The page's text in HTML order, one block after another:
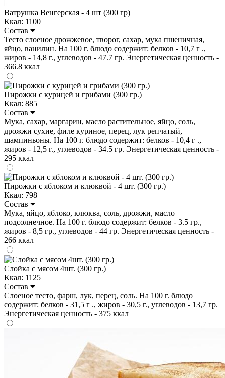
Ватрушка Венгерская - 4 шт (300 гр)
Ккал: 1100
Состав
Тесто слоеное дрожжевое, творог, сахар, мука пшеничная,
яйцо, ванилин. На 100 г. блюдо содержит: белков - 10,7 г .,
жиров - 14,8 г., углеводов - 47.7 гр. Энергетическая ценность -
366.8 ккал
Пирожки с курицей и грибами (300 гр.)
Ккал: 885
Состав
Мука, сахар, маргарин, масло растительное, яйцо, соль,
дрожжи сухие, филе куриное, перец, лук репчатый,
шампиньоны. На 100 г. блюдо содержит: белков - 10,4 г .,
жиров - 12,5 г., углеводов - 34.5 гр. Энергетическая ценность -
295 ккал
Пирожки с яблоком и клюквой - 4 шт. (300 гр.)
Ккал: 798
Состав
Мука, яйцо, яблоко, клюква, соль, дрожжи, масло
подсолнечное. На 100 г. блюдо содержит: белков - 3.5 гр.,
жиров - 8,5 гр., углеводов - 44 гр. Энергетическая ценность -
266 ккал
Слойка с мясом 4шт. (300 гр.)
Ккал: 1125
Состав
Слоеное тесто, фарш, лук, перец, соль. На 100 г. блюдо
содержит: белков - 31,5 г ., жиров - 30,5 г., углеводов - 13,7 гр.
Энергетическая ценность - 375 ккал